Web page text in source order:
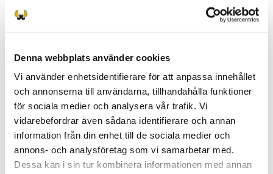
Denna webbplats använder cookies
Vi använder enhetsidentifierare för att anpassa innehållet
och annonserna till användarna, tillhandahålla funktioner
för sociala medier och analysera vår trafik. Vi
vidarebefordrar även sådana identifierare och annan
information från din enhet till de sociala medier och
annons- och analysföretag som vi samarbetar med.
Dessa kan i sin tur kombinera informationen med annan
kurssipaikalla kortilla. Kurssimaksu 70 €,
tutkintomaksu 20 €, Metsästäjän opas rhy:ltä
Nyland
0447445555
espoo-kauniainen@rhy.riista.fi